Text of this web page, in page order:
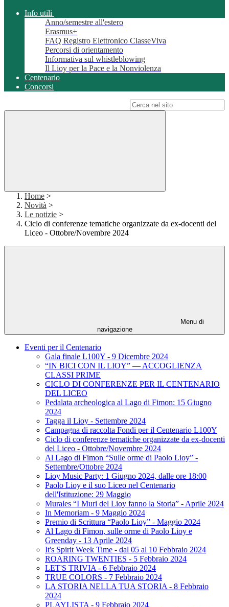
Info utili
Anno/semestre all'estero
Erasmus+
FAQ Registro Elettronico ClasseViva
Percorsi di orientamento
Informativa sul whistleblowing
Il Lioy per la Pace e la Nonviolenza
Centenario
Concorsi
Home >
Novità >
Le notizie >
Ciclo di conferenze tematiche organizzate da ex-docenti del
Liceo - Ottobre/Novembre 2024
Menu di
navigazione
Eventi per il Centenario
Gala finale L100Y - 9 Dicembre 2024
“IN BICI CON IL LIOY” — ACCOGLIENZA
CLASSI PRIME
CICLO DI CONFERENZE PER IL CENTENARIO
DEL LICEO
Pedalata archeologica al Lago di Fimon: 15 Giugno
2024
Tagga il Lioy - Settembre 2024
Campagna di raccolta Fondi per il Centenario L100Y
Ciclo di conferenze tematiche organizzate da ex-docenti
del Liceo - Ottobre/Novembre 2024
Al Lago di Fimon “Sulle orme di Paolo Lioy” -
Settembre/Ottobre 2024
Lioy Music Party: 1 Giugno 2024, dalle ore 18:00
Paolo Lioy e il suo Liceo nel Centenario
dell'Istituzione: 29 Maggio
Murales “I Muri del Lioy fanno la Storia” - Aprile 2024
In Memoriam - 9 Maggio 2024
Premio di Scrittura “Paolo Lioy” - Maggio 2024
Al Lago di Fimon, sulle orme di Paolo Lioy e
Greenday - 13 Aprile 2024
It's Spirit Week Time - dal 05 al 10 Febbraio 2024
ROARING TWENTIES - 5 Febbraio 2024
LET'S TRIVIA - 6 Febbraio 2024
TRUE COLORS - 7 Febbraio 2024
LA STORIA NELLA TUA STORIA - 8 Febbraio
2024
PLAYLISTA - 9 Febbraio 2024